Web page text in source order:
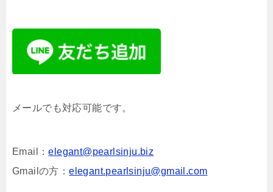
メールでも対応可能です。
Email：elegant@pearlsinju.biz
Gmailの方：elegant.pearlsinju@gmail.com